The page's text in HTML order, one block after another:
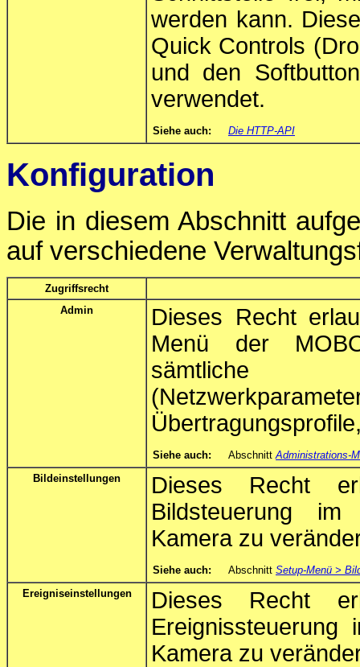
werden kann.
Quick Controls
und den
verwendet.
Siehe auch: Die HTTP-API
Konfiguration
Die in diesem Abschnitt
auf verschiedene
Zugriffsrecht
Admin
Dieses Recht
Menü der
sämtliche
Siehe auch: AbschnittAdministrations-
Bildeinstellungen
Dieses Recht
Bildsteuerung
Kamera zu
Siehe auch: Abschnitt Setup-Menü >
Ereigniseinstellungen
Dieses Recht
Kamera zu